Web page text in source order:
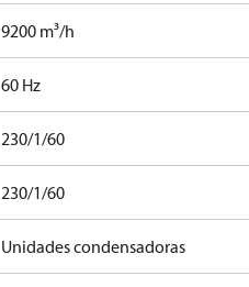
9200 m³/h
60 Hz
230/1/60
230/1/60
Unidades condensadoras